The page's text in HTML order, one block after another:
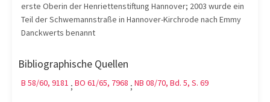
erste Oberin der Henriettenstiftung Hannover; 2003 wurde ein
Teil der Schwemannstraße in Hannover-Kirchrode nach Emmy
Danckwerts benannt
Bibliographische Quellen
B 58/60, 9181 ; BO 61/65, 7968 ; NB 08/70, Bd. 5, S. 69